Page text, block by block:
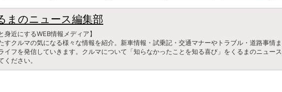
まのニュース編集部
身近にするWEB情報メディア】
すクルマの気になる様々な情報を紹介。新車情報・試乗記・交通マナーやトラブル・道路事情ま
イフを発信していきます。クルマについて「知らなかったことを知る喜び」をくるまのニュース
ください。